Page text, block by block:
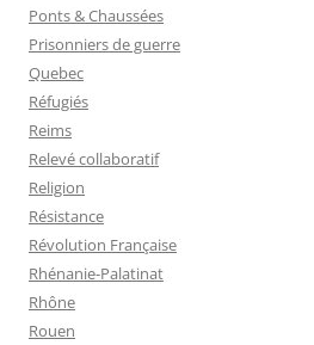
Ponts & Chaussées
Prisonniers de guerre
Quebec
Réfugiés
Reims
Relevé collaboratif
Religion
Résistance
Révolution Française
Rhénanie-Palatinat
Rhône
Rouen